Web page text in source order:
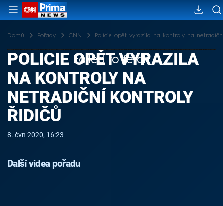
Domů Pořady CNN Policie opět vyrazila na kontroly na
Failed to fetch
POLICIE OPĚT VYRAZILA
NA KONTROLY NA
NETRADIČNÍ KONTROLY
ŘIDIČŮ
8. čvn 2020, 16:23
Další videa pořadu